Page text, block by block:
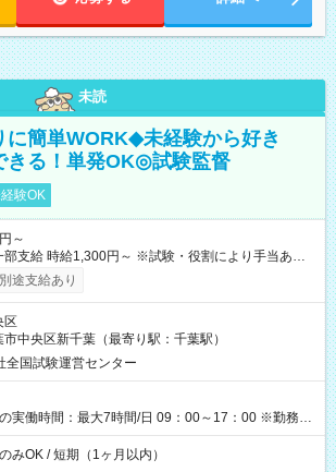
未読
に簡単WORK◆未経験から好き
きる！単発OK◎試験監督
験OK
～
・役割により手当あり
により昇給あり 【即給（前払い）オプションあ
される場合、勤務から1週間ほどで給与の一部を受け
塾模擬試験 8:30～17:30（休憩1時間） 時給1,300円
収10,400円＋交通費 ※当日の役割により時給＋100
り ・国家試験 7:00～13:30（休憩なし） 時給1,300
＋100円）×6時間＝日収8,400円＋交通費 【試用期
なし
途支給あり
区
中央区新千葉（最寄り駅：千葉駅）
全国試験運営センター
実働時間：最大7時間/日 09：00～17：00 ※勤務時
より異なります。
みOK / 短期（1ヶ月以内）